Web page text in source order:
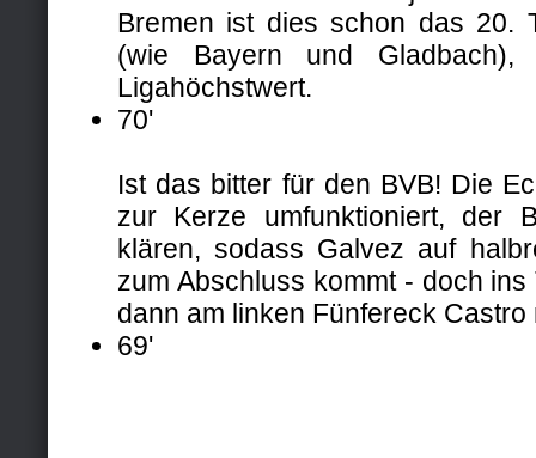
Bremen ist dies schon das 20.
(wie Bayern und Gladbach),
Ligahöchstwert.
70'
Ist das bitter für den BVB! Die
zur Kerze umfunktioniert, der
klären, sodass Galvez auf
zum Abschluss kommt - doch
dann am linken Fünfereck Castro
69'